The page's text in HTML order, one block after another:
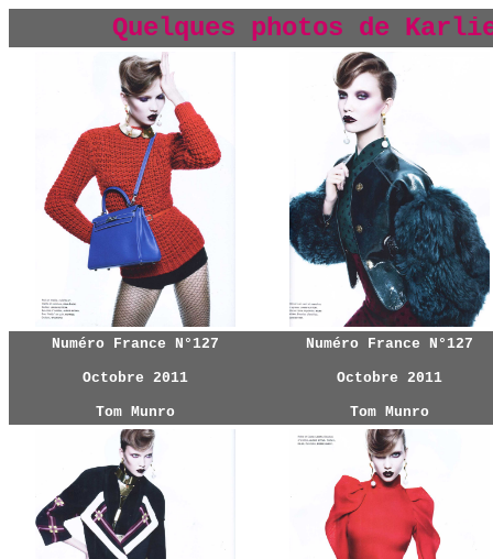
Quelques photos de
Numéro France N°127
Octobre 2011
Tom Munro
Numéro France N°127
Octobre 2011
Tom Munro